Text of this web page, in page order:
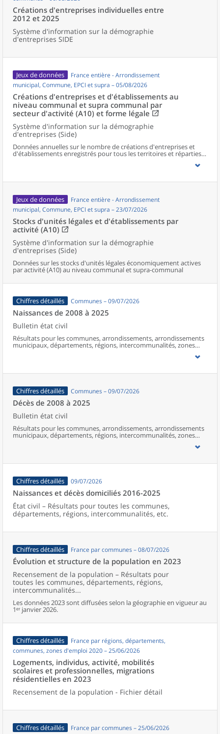
Créations d'entreprises individuelles entre
2012 et 2025
Système d'information sur la démographie
d'entreprises SIDE
Jeux de données
France entière - Arrondissement
municipal, Commune, EPCI et supra – 05/08/2026
Créations d'entreprises et d'établissements au
niveau communal et supra communal par
secteur d'activité (A10) et forme légale
Système d'information sur la démographie
d'entreprises (Side)
Données annuelles sur le nombre de créations d'entreprises et
d'établissements enregistrés pour tous les territoires et réparties
selon le secteur d’activité et la forme légale.
Jeux de données
France entière - Arrondissement
municipal, Commune, EPCI et supra – 23/07/2026
Stocks d'unités légales et d'établissements par
activité (A10)
Système d'information sur la démographie
d'entreprises (Side)
Données sur les stocks d'unités légales économiquement actives
par activité (A10) au niveau communal et supra-communal
Chiffres détaillés Communes – 09/07/2026
Naissances de 2008 à 2025
Bulletin état civil
Résultats pour les communes, arrondissements, arrondissements
municipaux, départements, régions, intercommunalités, zones
d’emploi, bassins de vie, unités urbaines et aires d’attraction des
Chiffres détaillés Communes – 09/07/2026
Décès de 2008 à 2025
Bulletin état civil
Résultats pour les communes, arrondissements, arrondissements
municipaux, départements, régions, intercommunalités, zones
d’emploi, bassins de vie, unités urbaines et aires d’attraction des
Chiffres détaillés 09/07/2026
Naissances et décès domiciliés 2016-2025
État civil – Résultats pour toutes les communes,
départements, régions, intercommunalités, etc.
Chiffres détaillés France par communes – 08/07/2026
Évolution et structure de la population en 2023
Recensement de la population – Résultats pour
toutes les communes, départements, régions,
intercommunalités...
Les données 2023 sont diffusées selon la géographie en vigueur au
1ᵉʳ janvier 2026.
Chiffres détaillés
France par régions, départements,
communes, zones d'emploi 2020 – 25/06/2026
Logements, individus, activité, mobilités
scolaires et professionnelles, migrations
résidentielles en 2023
Recensement de la population - Fichier détail
Chiffres détaillés France par communes – 25/06/2026